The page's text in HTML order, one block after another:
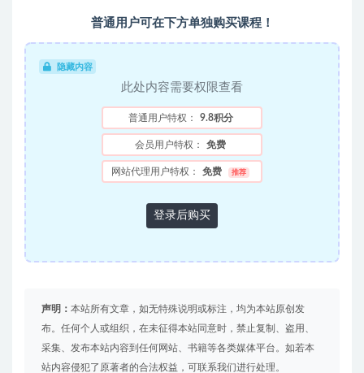
普通用户可在下方单独购买课程！
隐藏内容
此处内容需要权限查看
普通用户特权： 9.8积分
会员用户特权： 免费
网站代理用户特权： 免费 推荐
登录后购买
声明： 本站所有文章，如无特殊说明或标注，均为本站原创发
布。任何个人或组织，在未征得本站同意时，禁止复制、盗用、
采集、发布本站内容到任何网站、书籍等各类媒体平台。如若本
站内容侵犯了原著者的合法权益，可联系我们进行处理。